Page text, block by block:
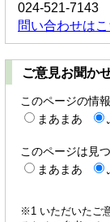
024-521-
問い合わせは
ご意見お聞か
このページの情
まあまあ
このページは見
まあまあ
※1 いただいたご